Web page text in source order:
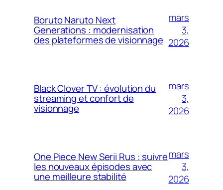
Boruto Naruto Next
Generations : modernisation
des plateformes de visionnage
mars
3,
2026
Black Clover TV : évolution du
streaming et confort de
visionnage
mars
3,
2026
One Piece New Serii Rus : suivre
les nouveaux épisodes avec
une meilleure stabilité
mars
3,
2026